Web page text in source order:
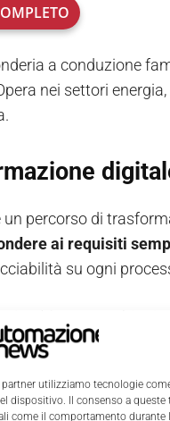
utilizziamo tecnologie
dispositivo. Il consenso a queste
come il comportamento durante
a conduzione
nei settori
un percorso di
ai requisiti
su ogni
tempo.
competenze
nei progetti di